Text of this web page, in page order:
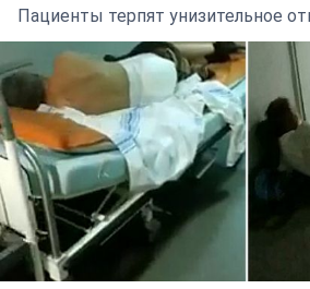
Пациенты терпят унизительное